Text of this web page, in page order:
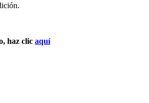
haz clic aquí